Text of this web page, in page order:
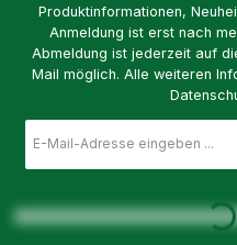
Produktinformationen,
Anmeldung ist erst nach
Abmeldung ist jederzeit auf
Mail möglich. Alle weiteren
Mail-